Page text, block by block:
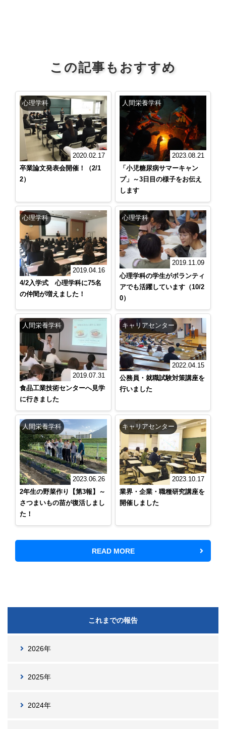
この記事もおすすめ
心理学科
2020.02.17
卒業論文発表会開催！（2/1
2）
人間栄養学科
2023.08.21
「小児糖尿病サマーキャン
プ」～3日目の様子をお伝え
します
心理学科
2019.04.16
4/2入学式 心理学科に75名
の仲間が増えました！
心理学科
2019.11.09
心理学科の学生がボランティ
アでも活躍しています（10/2
0）
人間栄養学科
2019.07.31
食品工業技術センターへ見学
に行きました
キャリアセンター
2022.04.15
公務員・就職試験対策講座を
行いました
人間栄養学科
2023.06.26
2年生の野菜作り【第3報】～
さつまいもの苗が復活しまし
た！
キャリアセンター
2023.10.17
業界・企業・職種研究講座を
開催しました
READ MORE
これまでの報告
2026年
2025年
2024年